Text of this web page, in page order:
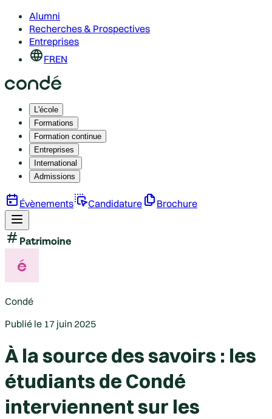
Alumni
Recherches & Prospectives
Entreprises
FREN
L'école
Formations
Formation continue
Entreprises
International
Admissions
Évènements Candidature Brochure
Patrimoine
Condé
Publié le 17 juin 2025
À la source des savoirs : les
étudiants de Condé
interviennent sur les